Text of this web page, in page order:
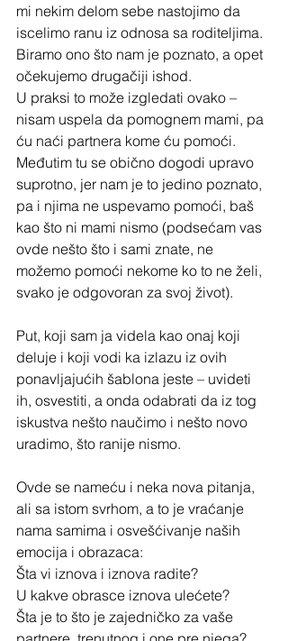
mi nekim delom sebe nastojimo da
iscelimo ranu iz odnosa sa roditeljima.
Biramo ono što nam je poznato, a opet
očekujemo drugačiji ishod.
U praksi to može izgledati ovako –
nisam uspela da pomognem mami, pa
ću naći partnera kome ću pomoći.
Međutim tu se obično dogodi upravo
suprotno, jer nam je to jedino poznato,
pa i njima ne uspevamo pomoći, baš
kao što ni mami nismo (podsećam vas
ovde nešto što i sami znate, ne
možemo pomoći nekome ko to ne želi,
svako je odgovoran za svoj život).
Put, koji sam ja videla kao onaj koji
deluje i koji vodi ka izlazu iz ovih
ponavljajućih šablona jeste – uvideti
ih, osvestiti, a onda odabrati da iz tog
iskustva nešto naučimo i nešto novo
uradimo, što ranije nismo.
Ovde se nameću i neka nova pitanja,
ali sa istom svrhom, a to je vraćanje
nama samima i osvešćivanje naših
emocija i obrazaca:
Šta vi iznova i iznova radite?
U kakve obrasce iznova ulećete?
Šta je to što je zajedničko za vaše